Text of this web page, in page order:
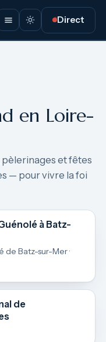
Direct
en Loire-
et fêtes
— pour vivre la foi
à Batz-
de Batz-sur-Mer ·
de